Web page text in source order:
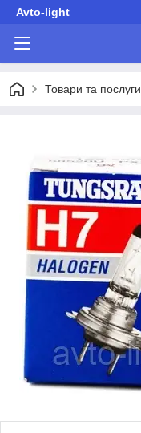
Avto-light
Товари та послуги